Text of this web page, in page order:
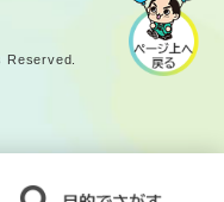
Reserved.